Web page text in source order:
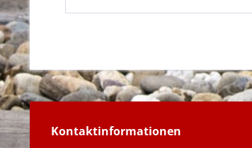
Kontaktinformationen